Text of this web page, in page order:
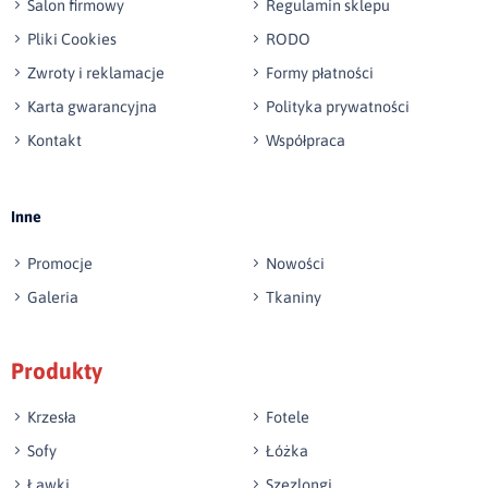
Wyślij opinię
Salon firmowy
Regulamin sklepu
Pliki Cookies
RODO
Zwroty i reklamacje
Formy płatności
Karta gwarancyjna
Polityka prywatności
Kontakt
Współpraca
Inne
Promocje
Nowości
Galeria
Tkaniny
Produkty
Krzesła
Fotele
Sofy
Łóżka